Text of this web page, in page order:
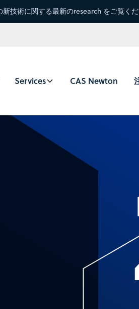
技術に関する最新のresearch をご覧くだ
Services CAS Newton